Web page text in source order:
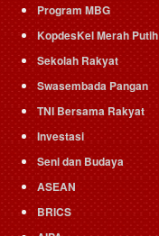
Program MBG
KopdesKel Merah Putih
Sekolah Rakyat
Swasembada Pangan
TNI Bersama Rakyat
Investasi
Seni dan Budaya
ASEAN
BRICS